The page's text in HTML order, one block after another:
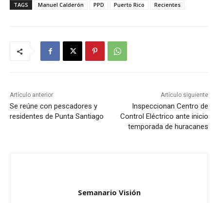
TAGS Manuel Calderón PPD Puerto Rico Recientes
Artículo anterior
Se reúne con pescadores y
residentes de Punta Santiago
Artículo siguiente
Inspeccionan Centro de
Control Eléctrico ante inicio
temporada de huracanes
Semanario Visión